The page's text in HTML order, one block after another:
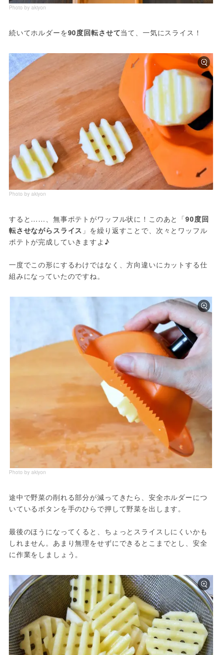
Photo by akiyon
続いてホルダーを90度回転させて当て、一気にスライス！
Photo by akiyon
すると……、無事ポテトがワッフル状に！このあと「90度回
転させながらスライス 」を繰り返すことで、次々とワッフル
ポテトが完成していきますよ♪
一度でこの形にするわけではなく、方向違いにカットする仕
組みになっていたのですね。
Photo by akiyon
途中で野菜の削れる部分が減ってきたら、安全ホルダーにつ
いているボタンを手のひらで押して野菜を出します。
最後のほうになってくると、ちょっとスライスしにくいかも
しれません。あまり無理をせずにできるとこまでとし、安全
に作業をしましょう。